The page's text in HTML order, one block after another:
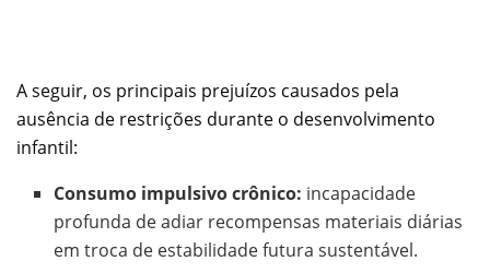
A seguir, os principais prejuízos causados pela
ausência de restrições durante o desenvolvimento
infantil:
Consumo impulsivo crônico: incapacidade
profunda de adiar recompensas materiais diárias
em troca de estabilidade futura sustentável.